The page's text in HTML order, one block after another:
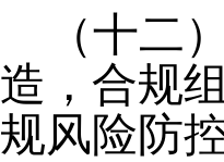
（十二
造，合规
规风险防